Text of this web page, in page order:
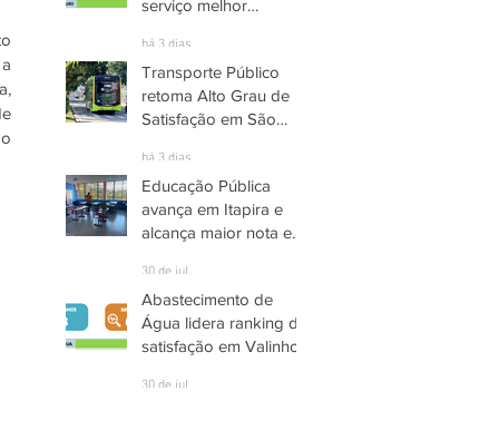
serviço melhor
de Parnaíba
há 3 dias
Transporte Público
retoma Alto Grau de
Satisfação em São
há 3 dias
Educação Pública
avança em Itapira e
alcança maior nota em
30 de jul.
Abastecimento de
Água lidera ranking de
satisfação em Valinhos
30 de jul.